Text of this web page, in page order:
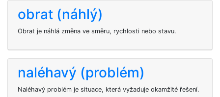
obrat (náhlý)
Obrat je náhlá změna ve směru, rychlosti nebo stavu.
naléhavý (problém)
Naléhavý problém je situace, která vyžaduje okamžité řešení.